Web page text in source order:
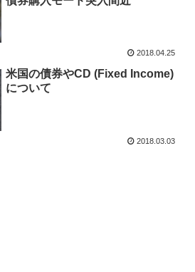
2018.04.25
米国の債券やCD (Fixed Income)
について
2018.03.03